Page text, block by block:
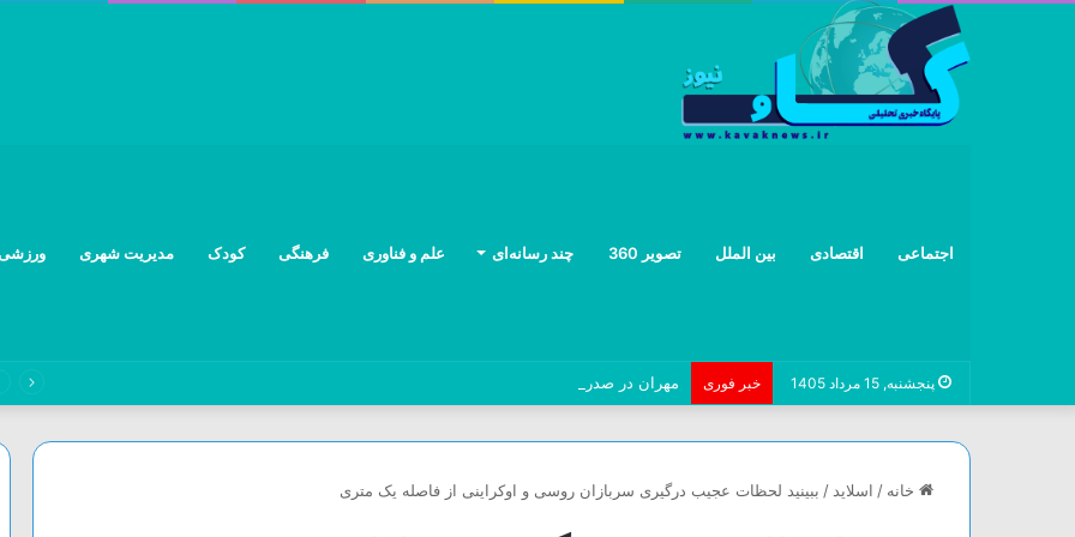
اجتماعی اقتصادی بین الملل تصویر 360 چند رسانه‌ای علم و فناوری فرهنگی کودک مدیریت شهری
پنجشنبه, 15 مرداد 1405 خبر فوری مهران در صدر مسیر‌های ورودی/ ۲۴ زائر جان باختند و ۱۵۴ نفر مصدوم شدند
خانه / اسلاید / ببینید لحظات عجیب درگیری سربازان روسی و اوکراینی از فاصله یک متری